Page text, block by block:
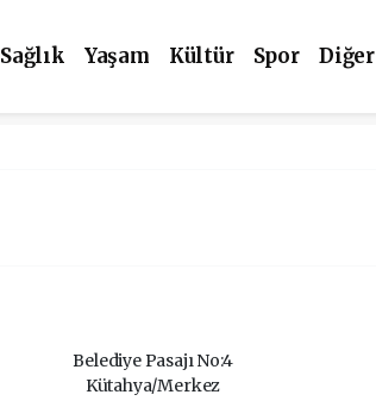
Sağlık Yaşam Kültür Spor Diğer
Belediye Pasajı No:4
Kütahya/Merkez